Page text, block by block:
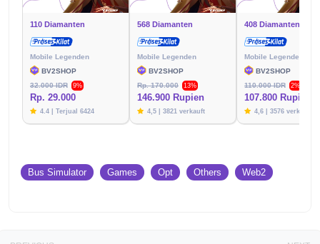
110 Diamanten
Mobile Legenden
BV2SHOP
32.000 IDR
9%
Rp. 29.000
4.4 | Terjual 6424
568 Diamanten
Mobile Legenden
BV2SHOP
Rp. 170.000
13%
146.900 Rupien
4,5 | 3821 verkauft
408 Diamanten
Mobile Legenden
BV2SHOP
110.000 IDR
2%
107.800 Rupien
4,6 | 3576 verkauft
Bus Simulator Games Opt Others Web2